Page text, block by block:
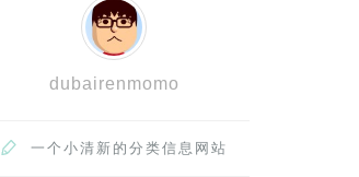
dubairenmomo
 一个小清新的分类信息网站